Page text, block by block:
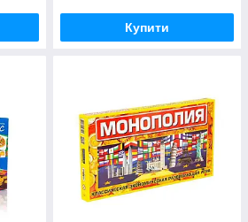
Купити